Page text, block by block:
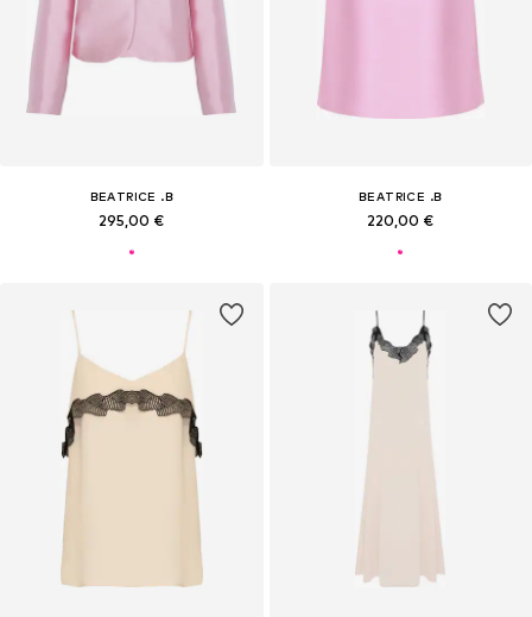
BEATRICE .B
295,00 €
BEATRICE .B
220,00 €